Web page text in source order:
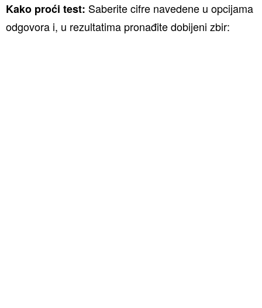
Kako proći test: Saberite cifre navedene u opcijama
odgovora i, u rezultatima pronađite dobijeni zbir: